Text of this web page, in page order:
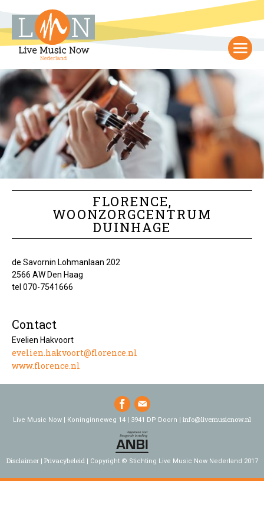
FLORENCE,
WOONZORGCENTRUM
DUINHAGE
de Savornin Lohmanlaan 202
2566 AW Den Haag
tel 070-7541666
Contact
Evelien Hakvoort
evelien.hakvoort@florence.nl
www.florence.nl
Live Music Now | Koninginneweg 14 | 3941 DP Doorn | info@livemusicnow.nl
Disclaimer Privacybeleid Copyright © Stichting Live Music Now Nederland 2017